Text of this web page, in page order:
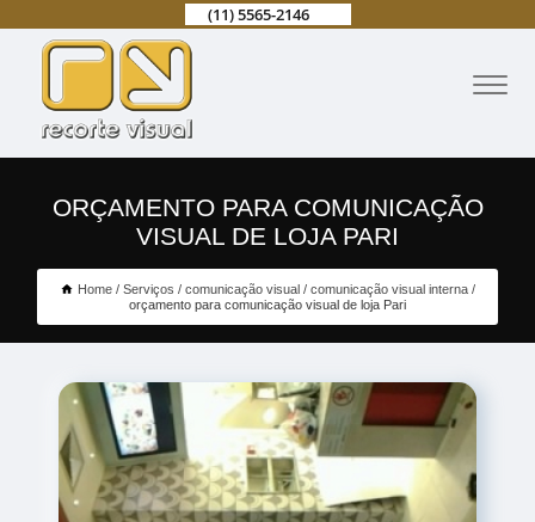
(11) 5565-2146
ORÇAMENTO PARA COMUNICAÇÃO
VISUAL DE LOJA PARI
Home Serviços comunicação visual
comunicação visual interna
orçamento para comunicação visual de loja Pari